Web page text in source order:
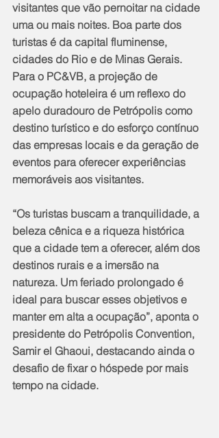
visitantes que vão pernoitar na cidade
uma ou mais noites. Boa parte dos
turistas é da capital fluminense,
cidades do Rio e de Minas Gerais.
Para o PC&VB, a projeção de
ocupação hoteleira é um reflexo do
apelo duradouro de Petrópolis como
destino turístico e do esforço contínuo
das empresas locais e da geração de
eventos para oferecer experiências
memoráveis aos visitantes.
“Os turistas buscam a tranquilidade, a
beleza cênica e a riqueza histórica
que a cidade tem a oferecer, além dos
destinos rurais e a imersão na
natureza. Um feriado prolongado é
ideal para buscar esses objetivos e
manter em alta a ocupação”, aponta o
presidente do Petrópolis Convention,
Samir el Ghaoui, destacando ainda o
desafio de fixar o hóspede por mais
tempo na cidade.